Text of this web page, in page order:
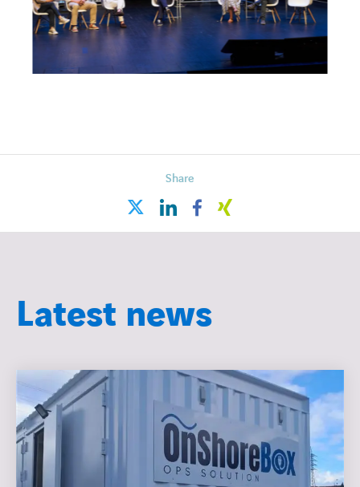
Share
twitterlinkedinfacebookxing
Latest news